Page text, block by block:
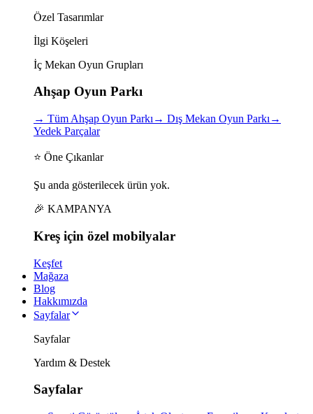
Özel Tasarımlar
İlgi Köşeleri
İç Mekan Oyun Grupları
Ahşap Oyun Parkı
→ Tüm Ahşap Oyun Parkı → Dış Mekan Oyun Parkı →
Yedek Parçalar
⭐ Öne Çıkanlar
Şu anda gösterilecek ürün yok.
🎉 KAMPANYA
Kreş için özel mobilyalar
Keşfet
Mağaza
Blog
Hakkımızda
Sayfalar
Sayfalar
Yardım & Destek
Sayfalar